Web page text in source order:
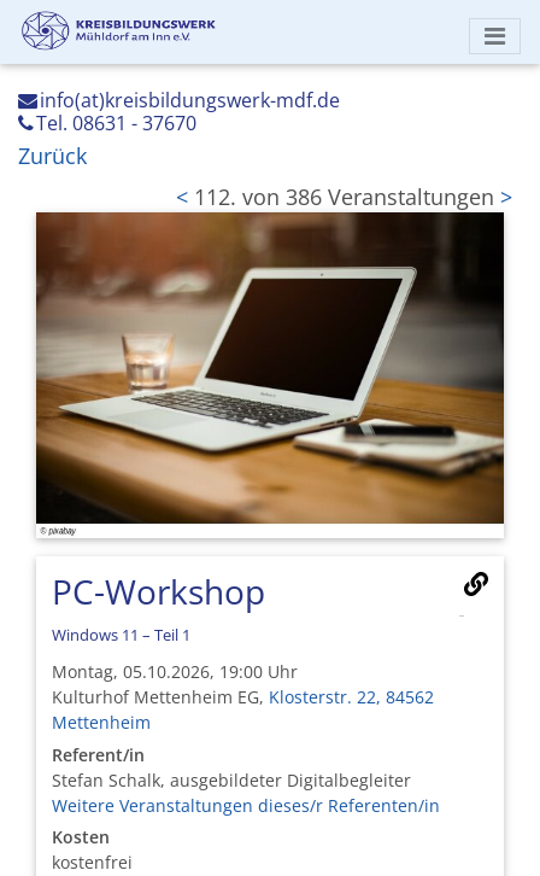
info(at)kreisbildungswerk-mdf.de
Tel. 08631 - 37670
Zurück
< 112. von 386 Veranstaltungen >
PC-Workshop
Windows 11 – Teil 1
Montag, 05.10.2026, 19:00 Uhr
Kulturhof Mettenheim EG, Klosterstr. 22, 84562
Mettenheim
Referent/in
Stefan Schalk, ausgebildeter Digitalbegleiter
Weitere Veranstaltungen dieses/r Referenten/in
Kosten
kostenfrei